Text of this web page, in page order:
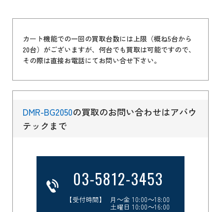
カート機能での一回の買取台数には上限（概ね5台から
20台）がございますが、何台でも買取は可能ですので、
その際は直接お電話にてお問い合せ下さい。
DMR-BG2050の買取のお問い合わせはアバウ
テックまで
03-5812-3453
【受付時間】 月～金 10:00～18:00
土曜日 10:00～16:00